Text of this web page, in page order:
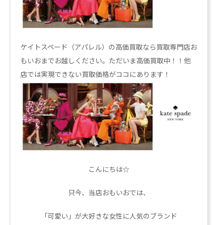
ケイトスペード（アパレル）の高価買取なら買取専門店お
もいおまでお越しください。ただいま高価買取中！！他
店では実現できない買取価格がココにあります！
こんにちは☆
只今、当店おもいおでは、
「可愛い」が大好きな女性に人気のブランド